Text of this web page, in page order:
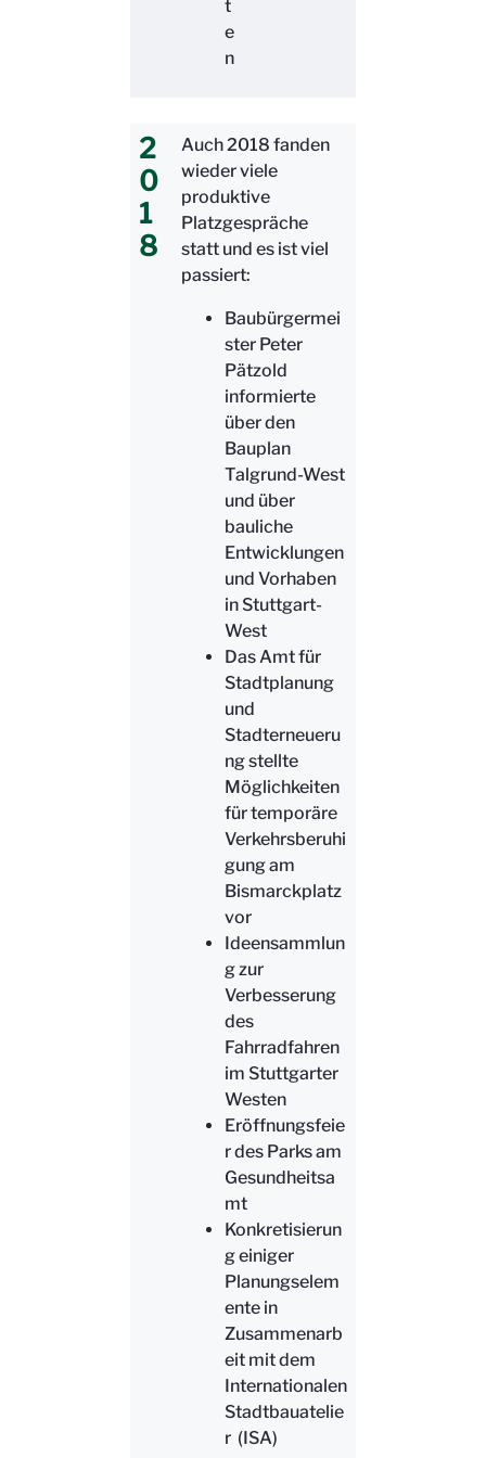
t
e
n
2
0
1
8
Auch 2018 fanden
wieder viele
produktive
Platzgespräche
statt und es ist viel
passiert:
Baubürgermei
ster Peter
Pätzold
informierte
über den
Bauplan
Talgrund-West
und über
bauliche
Entwicklungen
und Vorhaben
in Stuttgart-
West
Das Amt für
Stadtplanung
und
Stadterneueru
ng stellte
Möglichkeiten
für temporäre
Verkehrsberuhi
gung am
Bismarckplatz
vor
Ideensammlun
g zur
Verbesserung
des
Fahrradfahren
im Stuttgarter
Westen
Eröffnungsfeie
r des Parks am
Gesundheitsa
mt
Konkretisierun
g einiger
Planungselem
ente in
Zusammenarb
eit mit dem
Internationalen
Stadtbauatelie
r (ISA)